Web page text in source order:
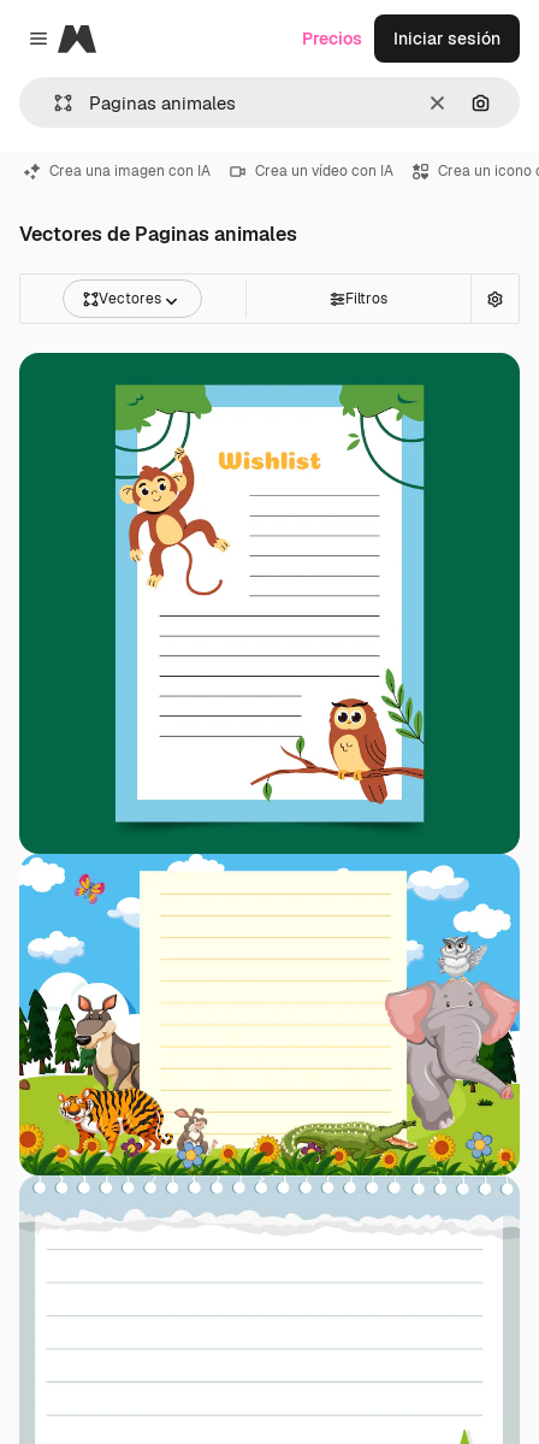
Close menu
Magnific
Borrar
Precios Iniciar sesión
Crea una imagen con IA Crea un vídeo con IA Crea un icono
Vectores de Paginas animales
Vectores Filtros